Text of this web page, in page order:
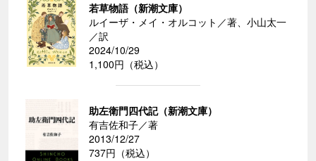
若草物語（新潮文庫）
ルイーザ・メイ・オルコット／著、小山太一
／訳
2024/10/29
1,100円（税込）
助左衛門四代記（新潮文庫）
有吉佐和子／著
2013/12/27
737円（税込）